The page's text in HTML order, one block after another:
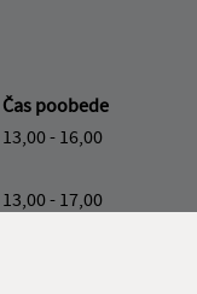
Čas poobede
13,00 - 16,00
13,00 - 17,00